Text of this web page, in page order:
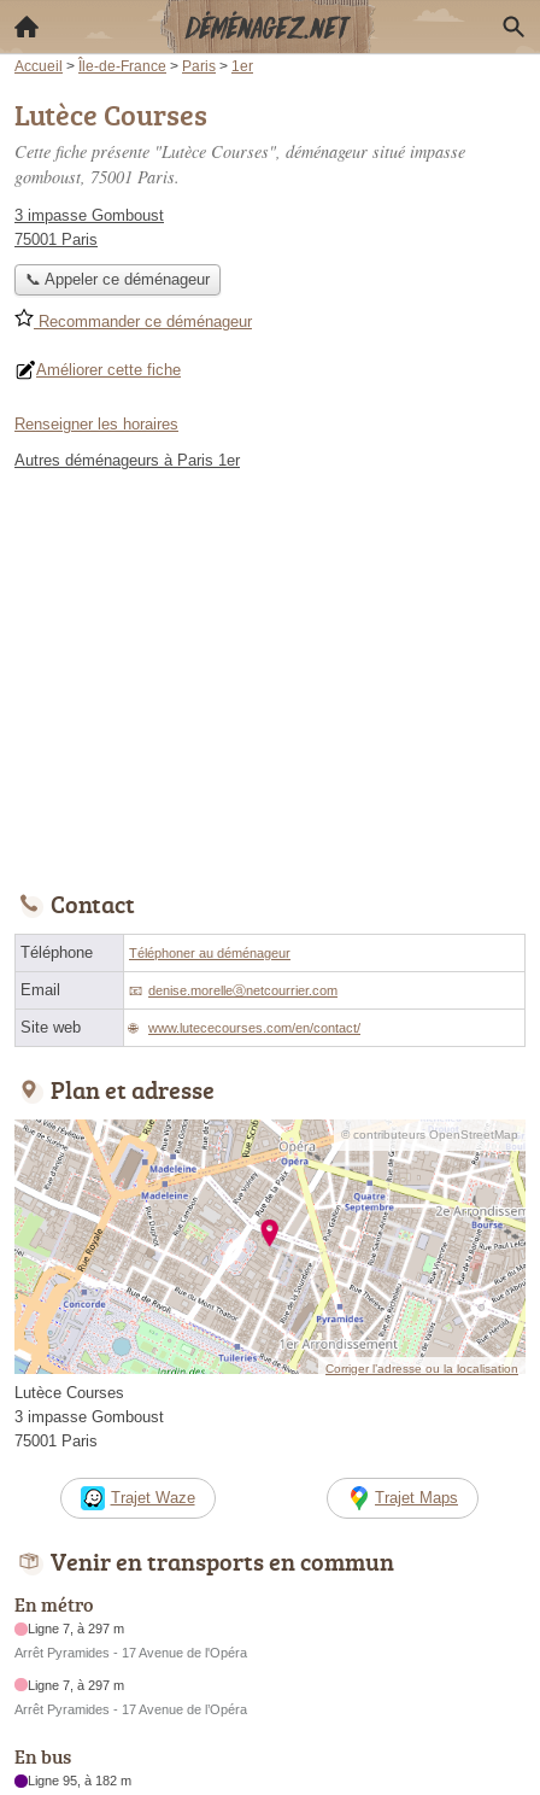
Accueil > Île-de-France > Paris > 1er
Lutèce Courses
Cette fiche présente "Lutèce Courses", déménageur situé impasse
gomboust, 75001 Paris.
3 impasse Gomboust
75001 Paris
📞 Appeler ce déménageur
Recommander ce déménageur
Améliorer cette fiche
Renseigner les horaires
Autres déménageurs à Paris 1er
Contact
Téléphone Téléphoner au déménageur
Email denise.morelleⓐnetcourrier.com
Site web www.lutececourses.com/en/contact/
Plan et adresse
© contributeurs OpenStreetMap
Corriger l’adresse ou la localisation
Lutèce Courses
3 impasse Gomboust
75001 Paris
Trajet Waze Trajet Maps
Venir en transports en commun
En métro
Ligne 7, à 297 m
Arrêt Pyramides - 17 Avenue de l'Opéra
Ligne 7, à 297 m
Arrêt Pyramides - 17 Avenue de l’Opéra
En bus
Ligne 95, à 182 m